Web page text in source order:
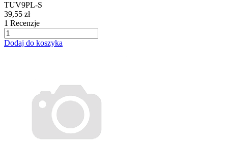
TUV9PL-S
39,55 zł
1 Recenzje
Dodaj do koszyka